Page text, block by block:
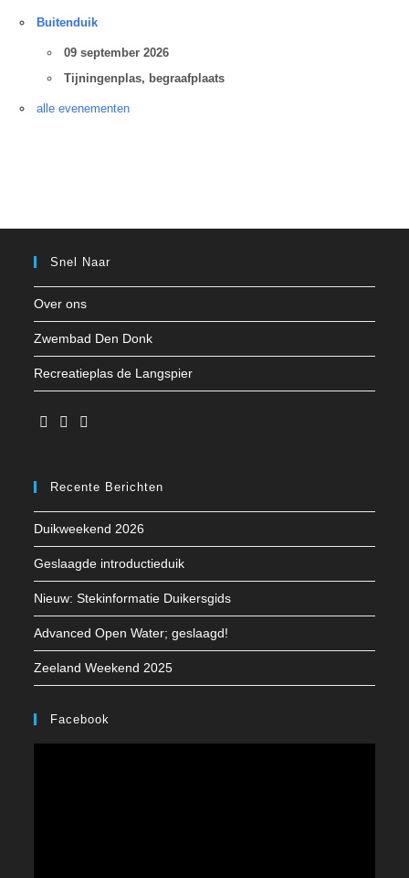
Buitenduik
09 september 2026
Tijningenplas, begraafplaats
alle evenementen
Snel Naar
Over ons
Zwembad Den Donk
Recreatieplas de Langspier
een
nieuwe
tab
een
nieuwe
tab
een
nieuwe
tab
Recente Berichten
Duikweekend 2026
Geslaagde introductieduik
Nieuw: Stekinformatie Duikersgids
Advanced Open Water; geslaagd!
Zeeland Weekend 2025
Facebook